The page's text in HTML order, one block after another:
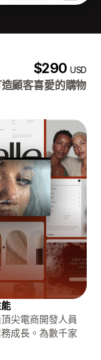
$290USD
顧客喜愛的購物
尖電商開發人員
成長。為數千家